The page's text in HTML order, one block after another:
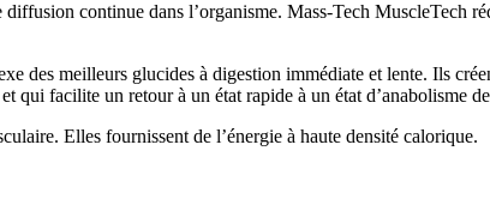
continue dans l’organisme. Mass-Tech MuscleTech
des meilleurs glucides à digestion immédiate et lente. Ils
qui facilite un retour à un état rapide à un état d’anabolisme
Elles fournissent de l’énergie à haute densité calorique.